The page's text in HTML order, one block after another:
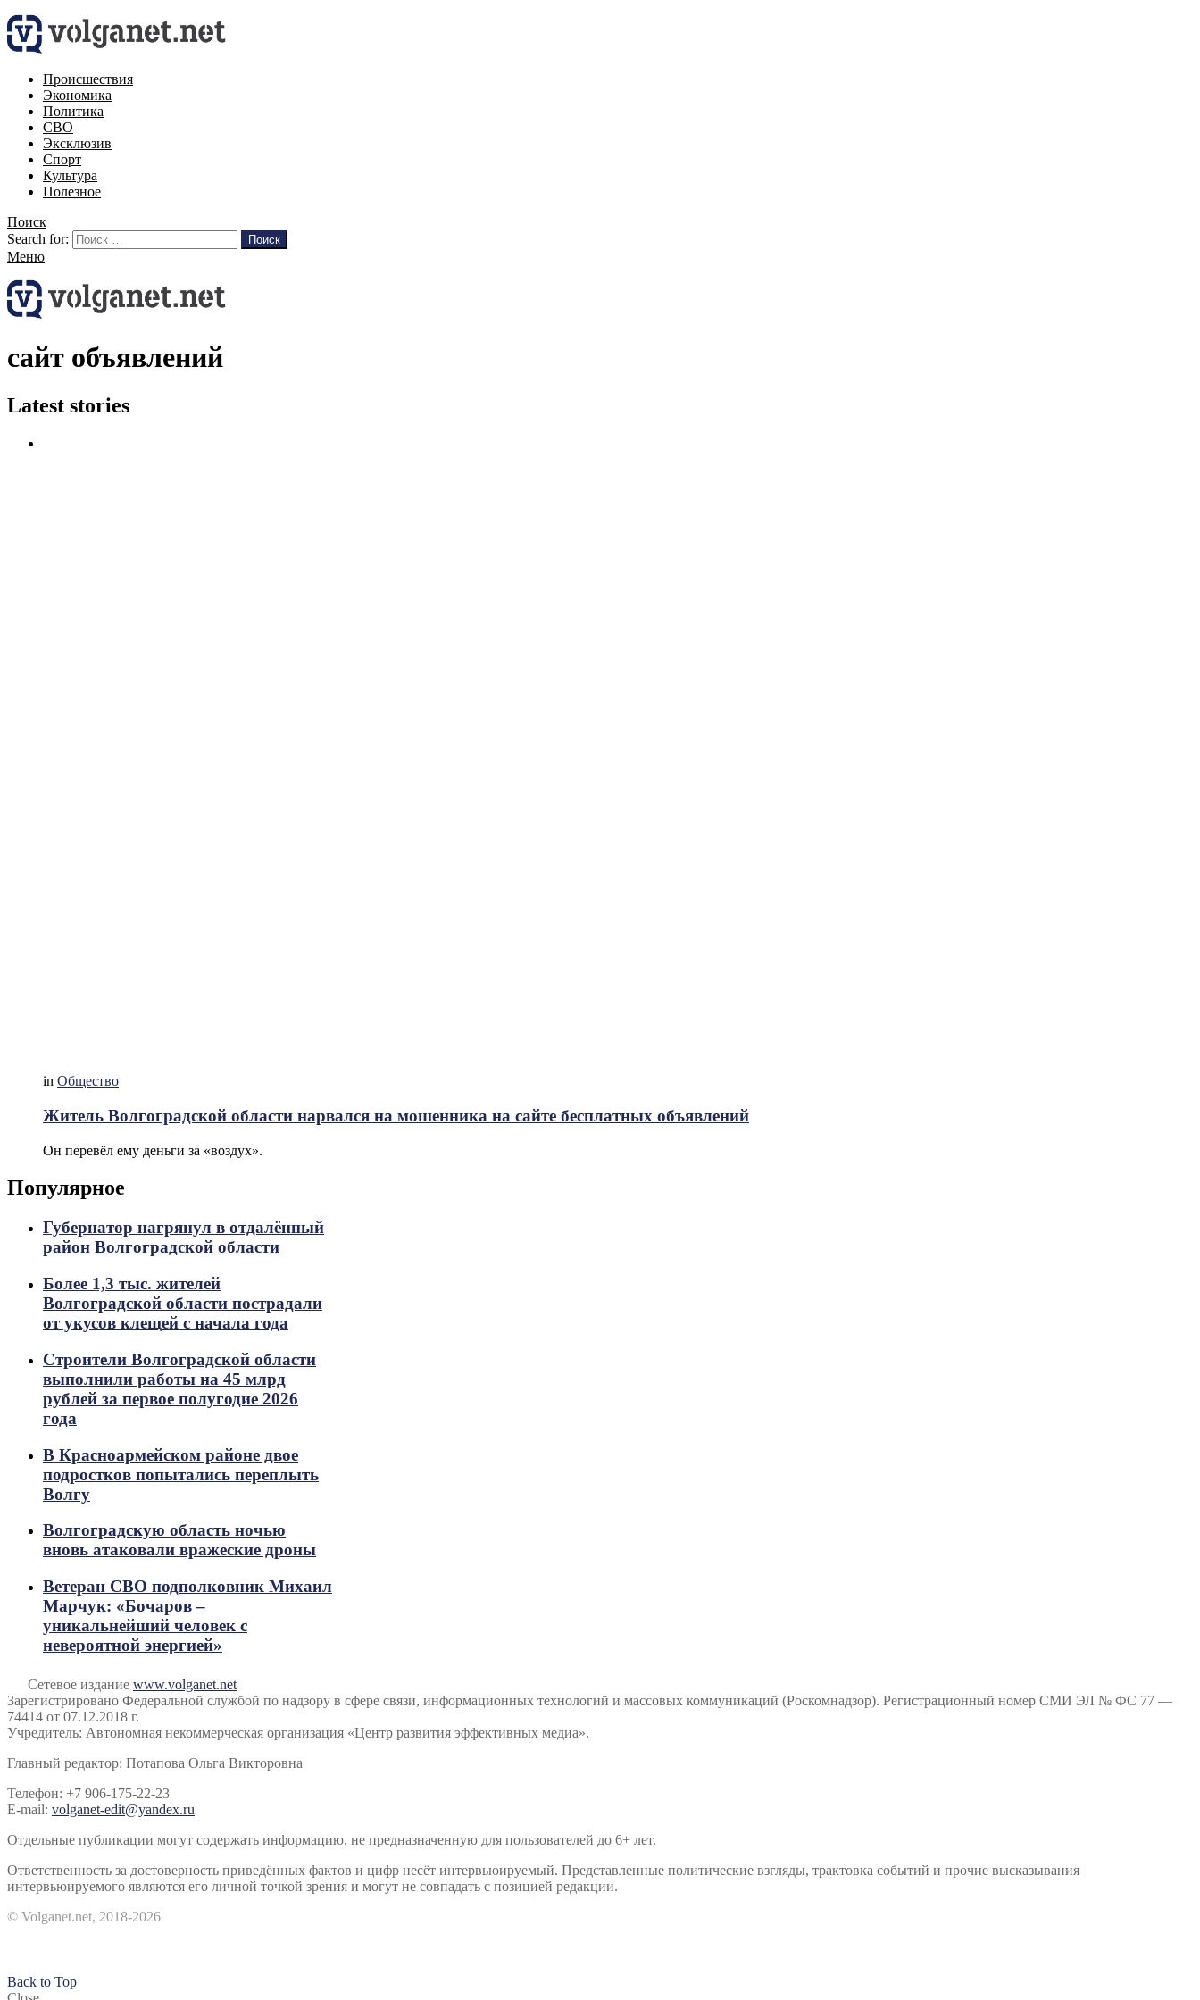
Происшествия
Экономика
Политика
СВО
Эксклюзив
Спорт
Культура
Полезное
Поиск
Search for:
Поиск
Меню
сайт объявлений
Latest stories
in Общество
Житель Волгоградской области нарвался на мошенника на сайте бесплатных объявлений
Он перевёл ему деньги за «воздух».
Популярное
Губернатор нагрянул в отдалённый
район Волгоградской области
Более 1,3 тыс. жителей
Волгоградской области пострадали
от укусов клещей с начала года
Строители Волгоградской области
выполнили работы на 45 млрд
рублей за первое полугодие 2026
года
В Красноармейском районе двое
подростков попытались переплыть
Волгу
Волгоградскую область ночью
вновь атаковали вражеские дроны
Ветеран СВО подполковник Михаил
Марчук: «Бочаров –
уникальнейший человек с
невероятной энергией»
Сетевое издание www.volganet.net
Зарегистрировано Федеральной службой по надзору в сфере связи, информационных технологий и массовых коммуникаций (Роскомнадзор). Регистрационный номер СМИ ЭЛ № ФС 77 —
74414 от 07.12.2018 г.
Учредитель: Автономная некоммерческая организация «Центр развития эффективных медиа».
Главный редактор: Потапова Ольга Викторовна
Телефон: +7 906-175-22-23
E-mail: volganet-edit@yandex.ru
Отдельные публикации могут содержать информацию, не предназначенную для пользователей до 6+ лет.
Ответственность за достоверность приведённых фактов и цифр несёт интервьюируемый. Представленные политические взгляды, трактовка событий и прочие высказывания
интервьюируемого являются его личной точкой зрения и могут не совпадать с позицией редакции.
© Volganet.net, 2018-2026
Back to Top